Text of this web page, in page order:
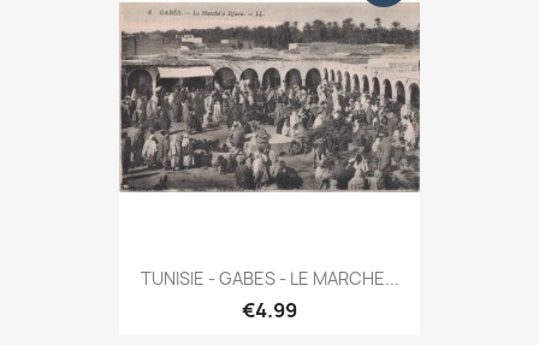
TUNISIE - GABES - LE MARCHE...
€4.99